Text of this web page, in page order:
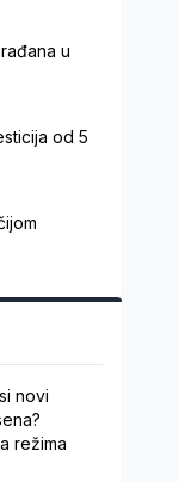
u
od 5
novi
režima